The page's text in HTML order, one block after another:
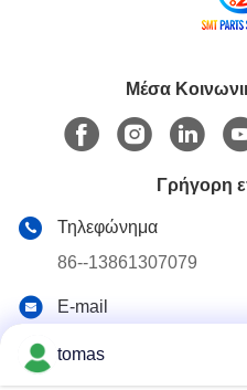
Μέσα
Γρήγορη
Τηλεφώνημα
86--13861307079
E-mail
tomas